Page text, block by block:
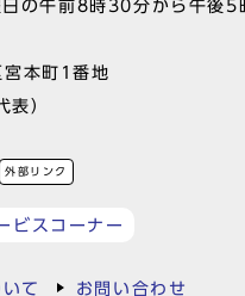
日の午前8時30分から午後
本町1番地
表）
外部リンク
ビスコーナー
て お問い合わせ